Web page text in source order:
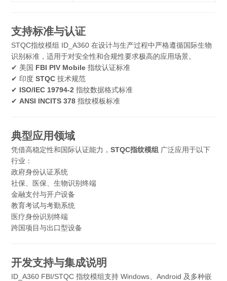
支持标准与认证
STQC指纹模组 ID_A360 在设计与生产过程中严格遵循国际生物
识别标准，适用于对安全性和合规性要求极高的应用场景。
✔ 美国 FBI PIV Mobile指纹认证标准
✔ 印度 STQC技术规范
✔ ISO/IEC 19794-2 指纹数据格式标准
✔ ANSI INCITS 378指纹模板标准
典型应用领域
凭借高稳定性和国际认证能力， STQC指纹模组 广泛应用于以下
行业：
政府身份认证系统
社保、医保、生物识别终端
金融支付与开户设备
教育考试与考勤系统
医疗身份识别终端
跨国项目与出口型设备
开发支持与集成说明
ID_A360 FBI/STQC 指纹模组支持 Windows、Android 及多种嵌